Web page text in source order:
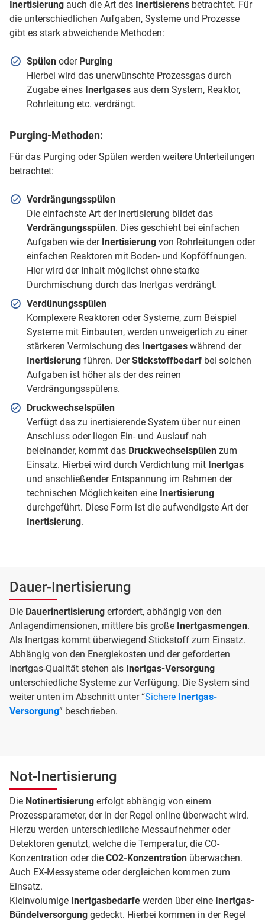
Inertisierung auch die Art des Inertisierens betrachtet. Für
die unterschiedlichen Aufgaben, Systeme und Prozesse
gibt es stark abweichende Methoden:
Spülenoder Purging
Hierbei wird das unerwünschte Prozessgas durch
Zugabe eines Inertgasesaus dem System, Reaktor,
Rohrleitung etc. verdrängt.
Purging-Methoden:
Für das Purging oder Spülen werden weitere Unterteilungen
betrachtet:
Verdrängungsspülen
Die einfachste Art der Inertisierung bildet das
Verdrängungsspülen. Dies geschieht bei einfachen
Aufgaben wie der Inertisierungvon Rohrleitungen oder
einfachen Reaktoren mit Boden- und Kopföffnungen.
Hier wird der Inhalt möglichst ohne starke
Durchmischung durch das Inertgas verdrängt.
Verdünungsspülen
Komplexere Reaktoren oder Systeme, zum Beispiel
Systeme mit Einbauten, werden unweigerlich zu einer
stärkeren Vermischung des Inertgaseswährend der
Inertisierungführen. DerStickstoffbedarfbei solchen
Aufgaben ist höher als der des reinen
Verdrängungsspülens.
Druckwechselspülen
Verfügt das zu inertisierende System über nur einen
Anschluss oder liegen Ein- und Auslauf nah
beieinander, kommt das Druckwechselspülenzum
Einsatz. Hierbei wird durch Verdichtung mit Inertgas
und anschließender Entspannung im Rahmen der
technischen Möglichkeiten eine Inertisierung
durchgeführt. Diese Form ist die aufwendigste Art der
Inertisierung.
Dauer-Inertisierung
Die Dauerinertisierung erfordert, abhängig von den
Anlagendimensionen, mittlere bis große Inertgasmengen.
Als Inertgas kommt überwiegend Stickstoff zum Einsatz.
Abhängig von den Energiekosten und der geforderten
Inertgas-Qualität stehen als Inertgas-Versorgung
unterschiedliche Systeme zur Verfügung. Die System sind
weiter unten im Abschnitt unter “Sichere Inertgas-
Versorgung” beschrieben.
Not-Inertisierung
Die Notinertisierung erfolgt abhängig von einem
Prozessparameter, der in der Regel online überwacht wird.
Hierzu werden unterschiedliche Messaufnehmer oder
Detektoren genutzt, welche die Temperatur, die CO-
Konzentration oder die CO2-Konzentration überwachen.
Auch EX-Messysteme oder dergleichen kommen zum
Einsatz.
Kleinvolumige Inertgasbedarfe werden über eine Inertgas-
Bündelversorgung gedeckt. Hierbei kommen in der Regel